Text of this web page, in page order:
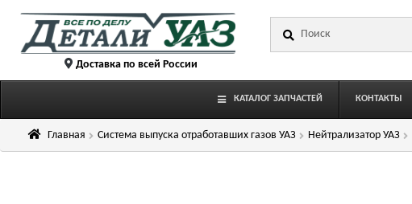
Перейти
Перейти
содержимому Доставка по всей России
КАТАЛОГ ЗАПЧАСТЕЙ КОНТАКТЫ
Главная Система выпуска отработавших газов УАЗ Нейтрализатор УАЗ